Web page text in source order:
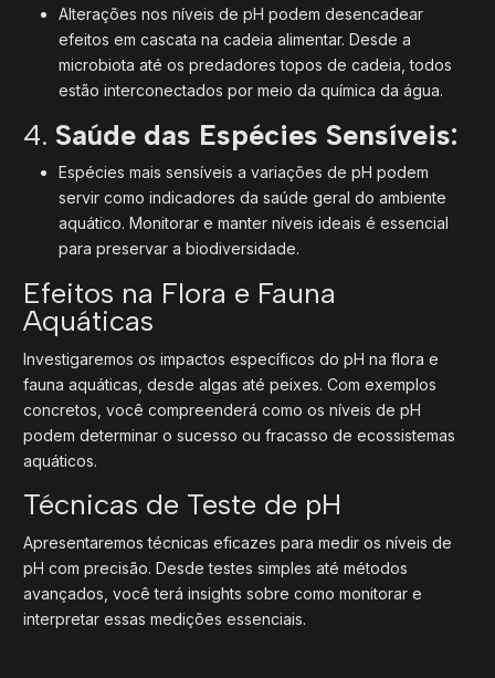
Alterações nos níveis de pH podem desencadear
efeitos em cascata na cadeia alimentar. Desde a
microbiota até os predadores topos de cadeia, todos
estão interconectados por meio da química da água.
4. Saúde das Espécies Sensíveis:
Espécies mais sensíveis a variações de pH podem
servir como indicadores da saúde geral do ambiente
aquático. Monitorar e manter níveis ideais é essencial
para preservar a biodiversidade.
Efeitos na Flora e Fauna
Aquáticas
Investigaremos os impactos específicos do pH na flora e
fauna aquáticas, desde algas até peixes. Com exemplos
concretos, você compreenderá como os níveis de pH
podem determinar o sucesso ou fracasso de ecossistemas
aquáticos.
Técnicas de Teste de pH
Apresentaremos técnicas eficazes para medir os níveis de
pH com precisão. Desde testes simples até métodos
avançados, você terá insights sobre como monitorar e
interpretar essas medições essenciais.